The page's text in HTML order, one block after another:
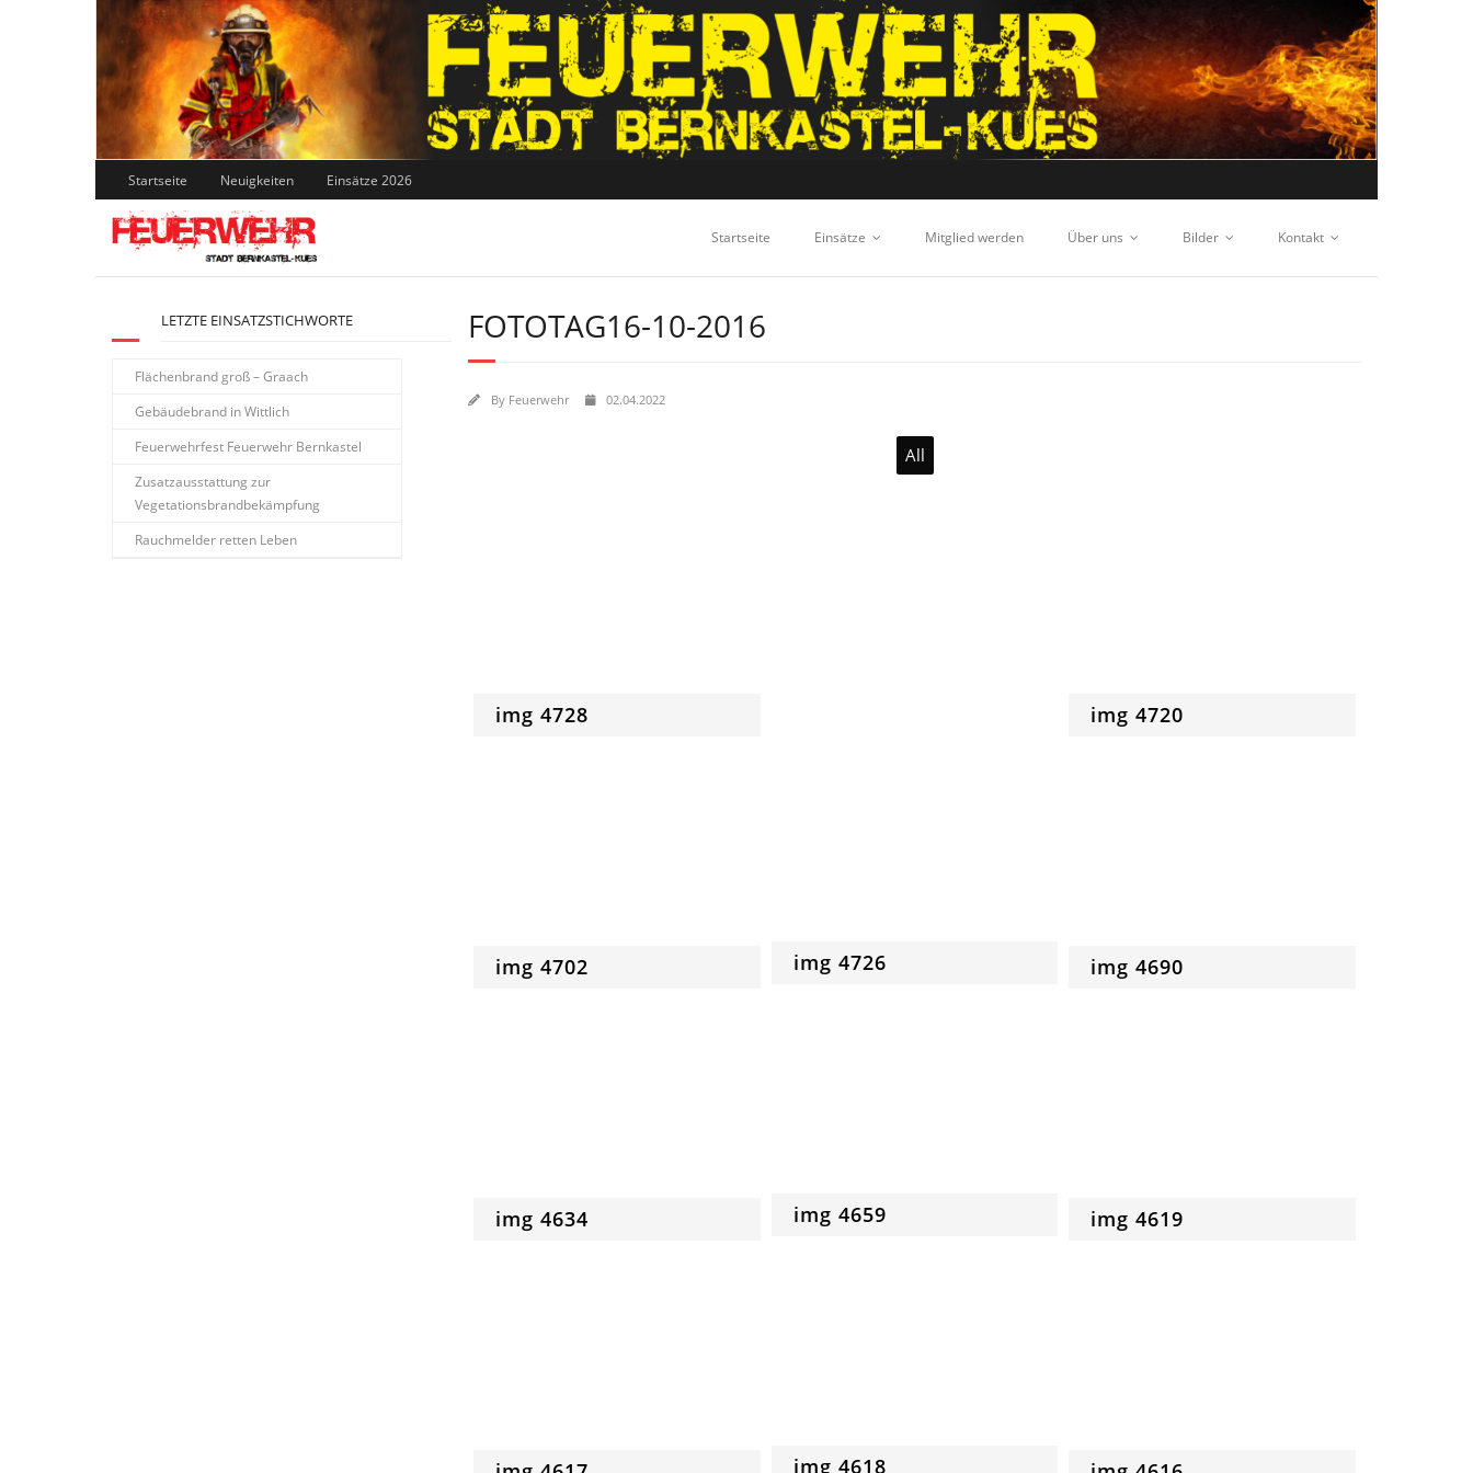
Skip
to
content
Startseite Neuigkeiten Einsätze 2026
Startseite Einsätze Mitglied werden Über uns Bilder Kontakt
FOTOTAG16-10-2016
By Feuerwehr 02.04.2022
All
img 4728
img 4702
img 4634
img 4726
img 4659
img 4618
img 4720
img 4690
img 4619
LETZTE EINSATZSTICHWORTE
Flächenbrand groß – Graach
Gebäudebrand in Wittlich
Feuerwehrfest Feuerwehr Bernkastel
Zusatzausstattung zur
Vegetationsbrandbekämpfung
Rauchmelder retten Leben